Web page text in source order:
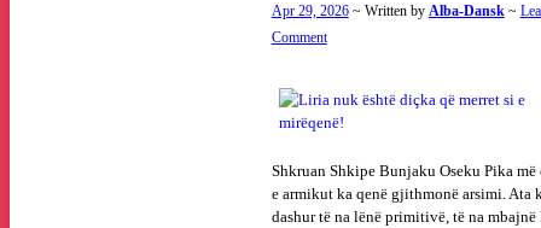
Apr 29, 2026 ~ Written by Alba-Dansk ~
Comment
Shkruan Shkipe Bunjaku Oseku Pika më
e armikut ka qenë gjithmonë arsimi. Ata
dashur të na lënë primitivë, të na mbajnë